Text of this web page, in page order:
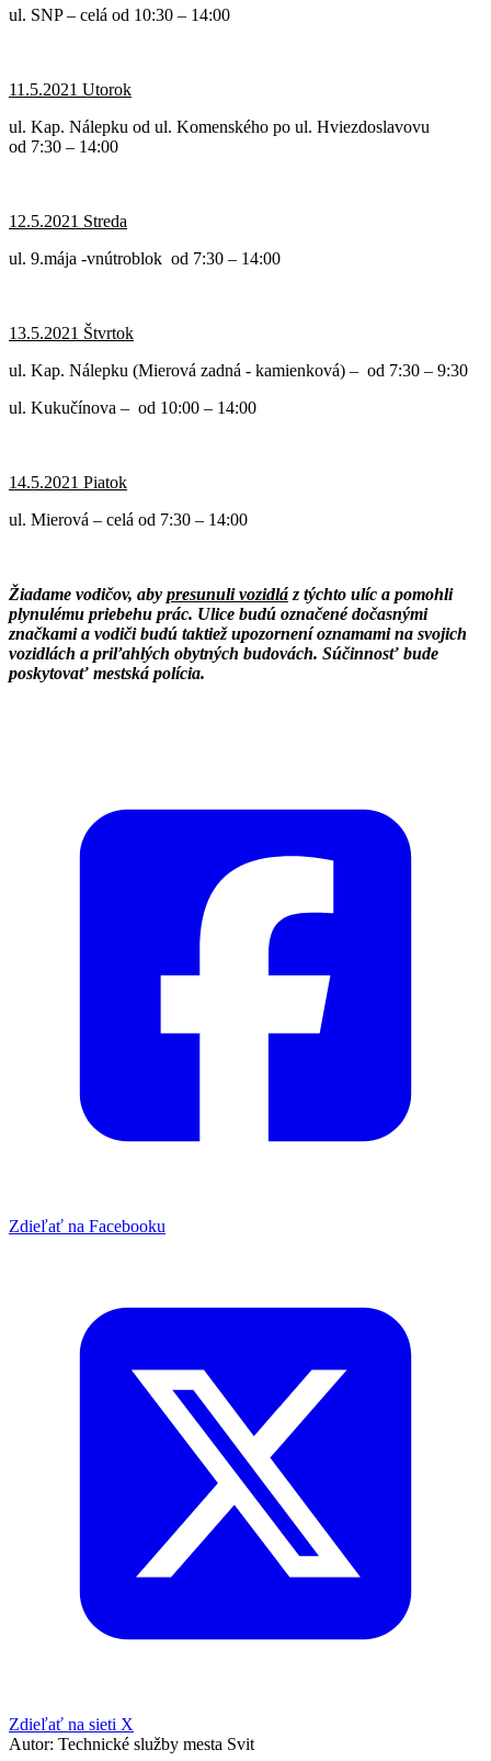
ul. SNP – celá od 10:30 – 14:00
11.5.2021 Utorok
ul. Kap. Nálepku od ul. Komenského po ul. Hviezdoslavovu
od 7:30 – 14:00
12.5.2021 Streda
ul. 9.mája -vnútroblok od 7:30 – 14:00
13.5.2021 Štvrtok
ul. Kap. Nálepku (Mierová zadná - kamienková) – od 7:30 – 9:30
ul. Kukučínova – od 10:00 – 14:00
14.5.2021 Piatok
ul. Mierová – celá od 7:30 – 14:00
Žiadame vodičov, aby presunuli vozidlá z týchto ulíc a pomohli
plynulému priebehu prác. Ulice budú označené dočasnými
značkami a vodiči budú taktiež upozornení oznamami na svojich
vozidlách a priľahlých obytných budovách. Súčinnosť bude
poskytovať mestská polícia.
Zdieľať na Facebooku
Zdieľať na sieti X
Autor: Technické služby mesta Svit